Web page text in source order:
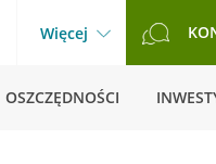
Więcej
OSZCZĘDNOŚCI